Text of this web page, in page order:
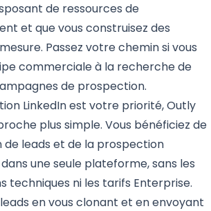
de ressources de
et que vous construisez des
Passez votre chemin si vous
commerciale à la recherche de
de prospection.
LinkedIn est votre priorité, Outly
plus simple. Vous bénéficiez de
de leads et de la prospection
une seule plateforme, sans les
techniques ni les tarifs Enterprise.
leads en vous clonant et en envoyant